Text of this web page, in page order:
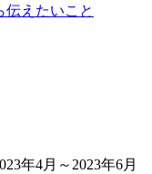
伝えたいこと
年4月～2023年6月